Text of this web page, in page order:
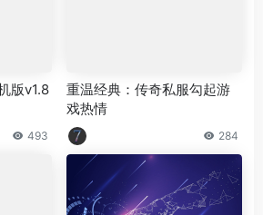
版v1.8
493
重温经典：传奇私服勾起游
戏热情
284